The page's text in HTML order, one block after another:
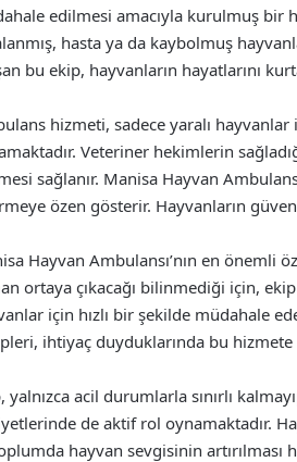
edilmesi amacıyla kurulmuş bir
hasta ya da kaybolmuş
bu ekip, hayvanların hayatlarını
hizmeti, sadece yaralı
Veteriner hekimlerin
sağlanır. Manisa Hayvan
özen gösterir. Hayvanların
Hayvan Ambulansı’nın en
ortaya çıkacağı bilinmediği için,
için hızlı bir şekilde müdahale
ihtiyaç duyduklarında bu hizmete
yalnızca acil durumlarla sınırlı
de aktif rol oynamaktadır.
hayvan sevgisinin artırılması